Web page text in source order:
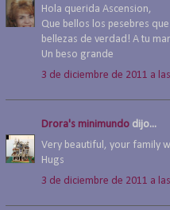
Hola querida Ascension,
Que bellos los pesebres
bellezas de verdad! A tu
Un beso grande
3 de diciembre de 2011 a
Drora's minimundo dijo...
Very beautiful, your family
Hugs
3 de diciembre de 2011 a